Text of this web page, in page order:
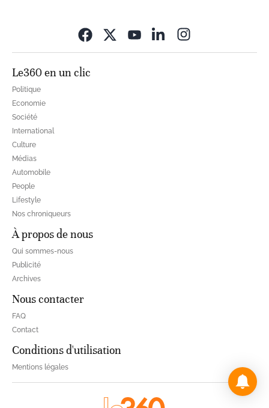
Le360 en un clic
Politique
Economie
Société
International
Culture
Médias
Automobile
People
Lifestyle
Nos chroniqueurs
À propos de nous
Qui sommes-nous
Publicité
Archives
Nous contacter
FAQ
Contact
Conditions d'utilisation
Mentions légales